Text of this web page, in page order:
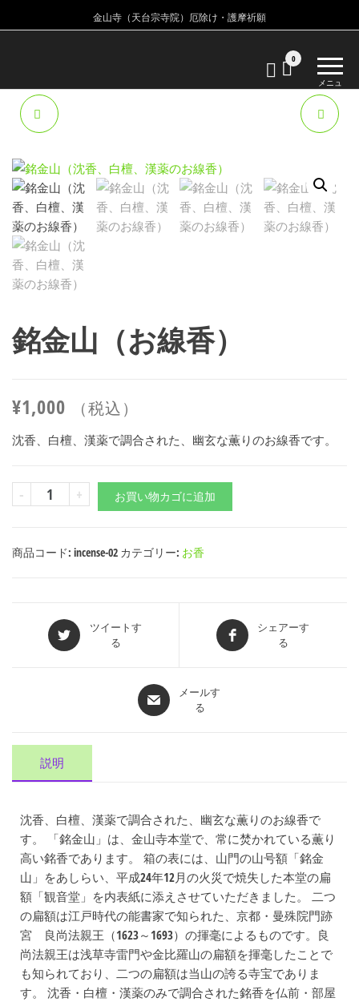
金山寺（天台宗寺院）厄除け・護摩祈願
山
寺
寺
天
台
寺
院
メニュ
ー
0
銘金山（お線香）
¥1,000 （税込）
沈香、白檀、漢薬で調合された、幽玄な薫りのお線香です。
- + お買い物カゴに追加
商品コード: incense-02 カテゴリー: お香
ツイートす
る
シェアーす
る
メールす
る
説明
沈香、白檀、漢薬で調合された、幽玄な薫りのお線香で
す。 「銘金山」は、金山寺本堂で、常に焚かれている薫り
高い銘香であります。 箱の表には、山門の山号額「銘金
山」をあしらい、平成24年12月の火災で焼失した本堂の扁
額「観音堂」を内表紙に添えさせていただきました。 二つ
の扁額は江戸時代の能書家で知られた、京都・曼殊院門跡
宮 良尚法親王（1623～1693）の揮毫によるものです。良
尚法親王は浅草寺雷門や金比羅山の扁額を揮毫したことで
も知られており、二つの扁額は当山の誇る寺宝でありま
す。 沈香・白檀・漢薬のみで調合された銘香を仏前・部屋